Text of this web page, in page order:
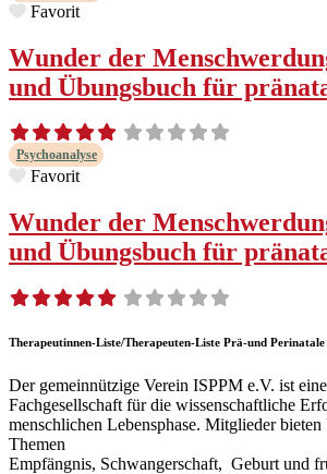
Favorit
Wunder der
und Übungsbuch für
Psy­cho­analyse
Favorit
Wunder der
und Übungsbuch für
Therapeutinnen-Liste/Therapeuten-Liste Prä-und Perinatale
Der gemeinnützige Verein ISPPM e.V. ist
Fachgesellschaft für die wissenschaftliche
menschlichen Lebensphase. Mitglieder
Themen
Empfängnis, Schwangerschaft, Geburt und